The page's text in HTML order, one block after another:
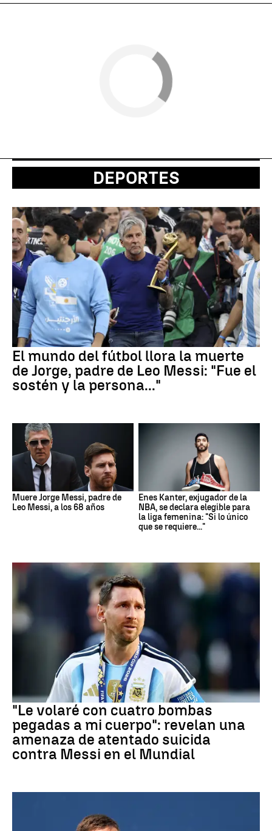
DEPORTES
El mundo del fútbol llora la muerte
de Jorge, padre de Leo Messi: "Fue el
sostén y la persona..."
Muere Jorge Messi, padre de
Leo Messi, a los 68 años
Enes Kanter, exjugador de la
NBA, se declara elegible para
la liga femenina: "Si lo único
que se requiere..."
Mundial 2026
"Le volaré con cuatro bombas
pegadas a mi cuerpo": revelan una
amenaza de atentado suicida
contra Messi en el Mundial